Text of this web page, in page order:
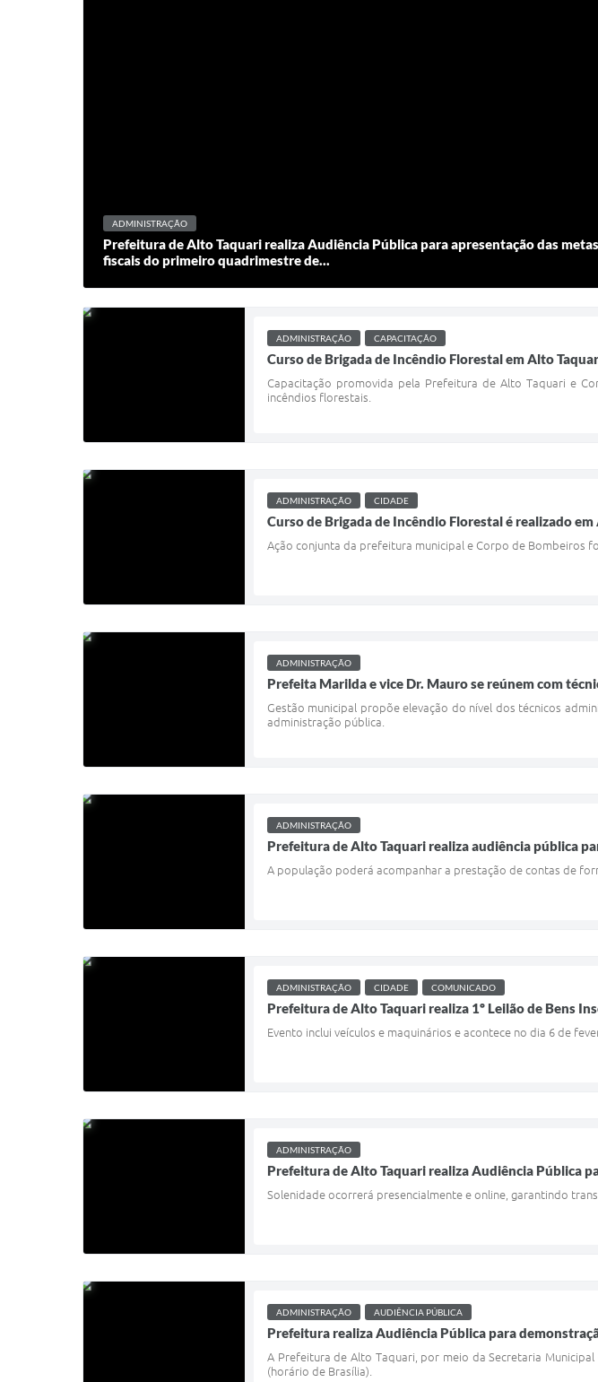
ADMINISTRAÇÃO
Prefeitura de Alto Taquari realiza Audiência Pública para apresentação das metas
fiscais do primeiro quadrimestre de...
ADMINISTRAÇÃO CAPACITAÇÃO
Curso de Brigada de Incêndio Florestal em Alto
Capacitação promovida pela Prefeitura de Alto Taquari e
incêndios florestais.
ADMINISTRAÇÃO CIDADE
Curso de Brigada de Incêndio Florestal é realizado
Ação conjunta da prefeitura municipal e Corpo de Bombeiros
ADMINISTRAÇÃO
Prefeita Marilda e vice Dr. Mauro se reúnem com
Gestão municipal propõe elevação do nível dos técnicos
administração pública.
ADMINISTRAÇÃO
Prefeitura de Alto Taquari realiza audiência pública
A população poderá acompanhar a prestação de contas de
ADMINISTRAÇÃO CIDADE COMUNICADO
Prefeitura de Alto Taquari realiza 1º Leilão de Bens
Evento inclui veículos e maquinários e acontece no dia 6 de
ADMINISTRAÇÃO
Prefeitura de Alto Taquari realiza Audiência Pública
Solenidade ocorrerá presencialmente e online, garantindo
ADMINISTRAÇÃO AUDIÊNCIA PÚBLICA
Prefeitura realiza Audiência Pública para
A Prefeitura de Alto Taquari, por meio da Secretaria Municipal
(horário de Brasília).